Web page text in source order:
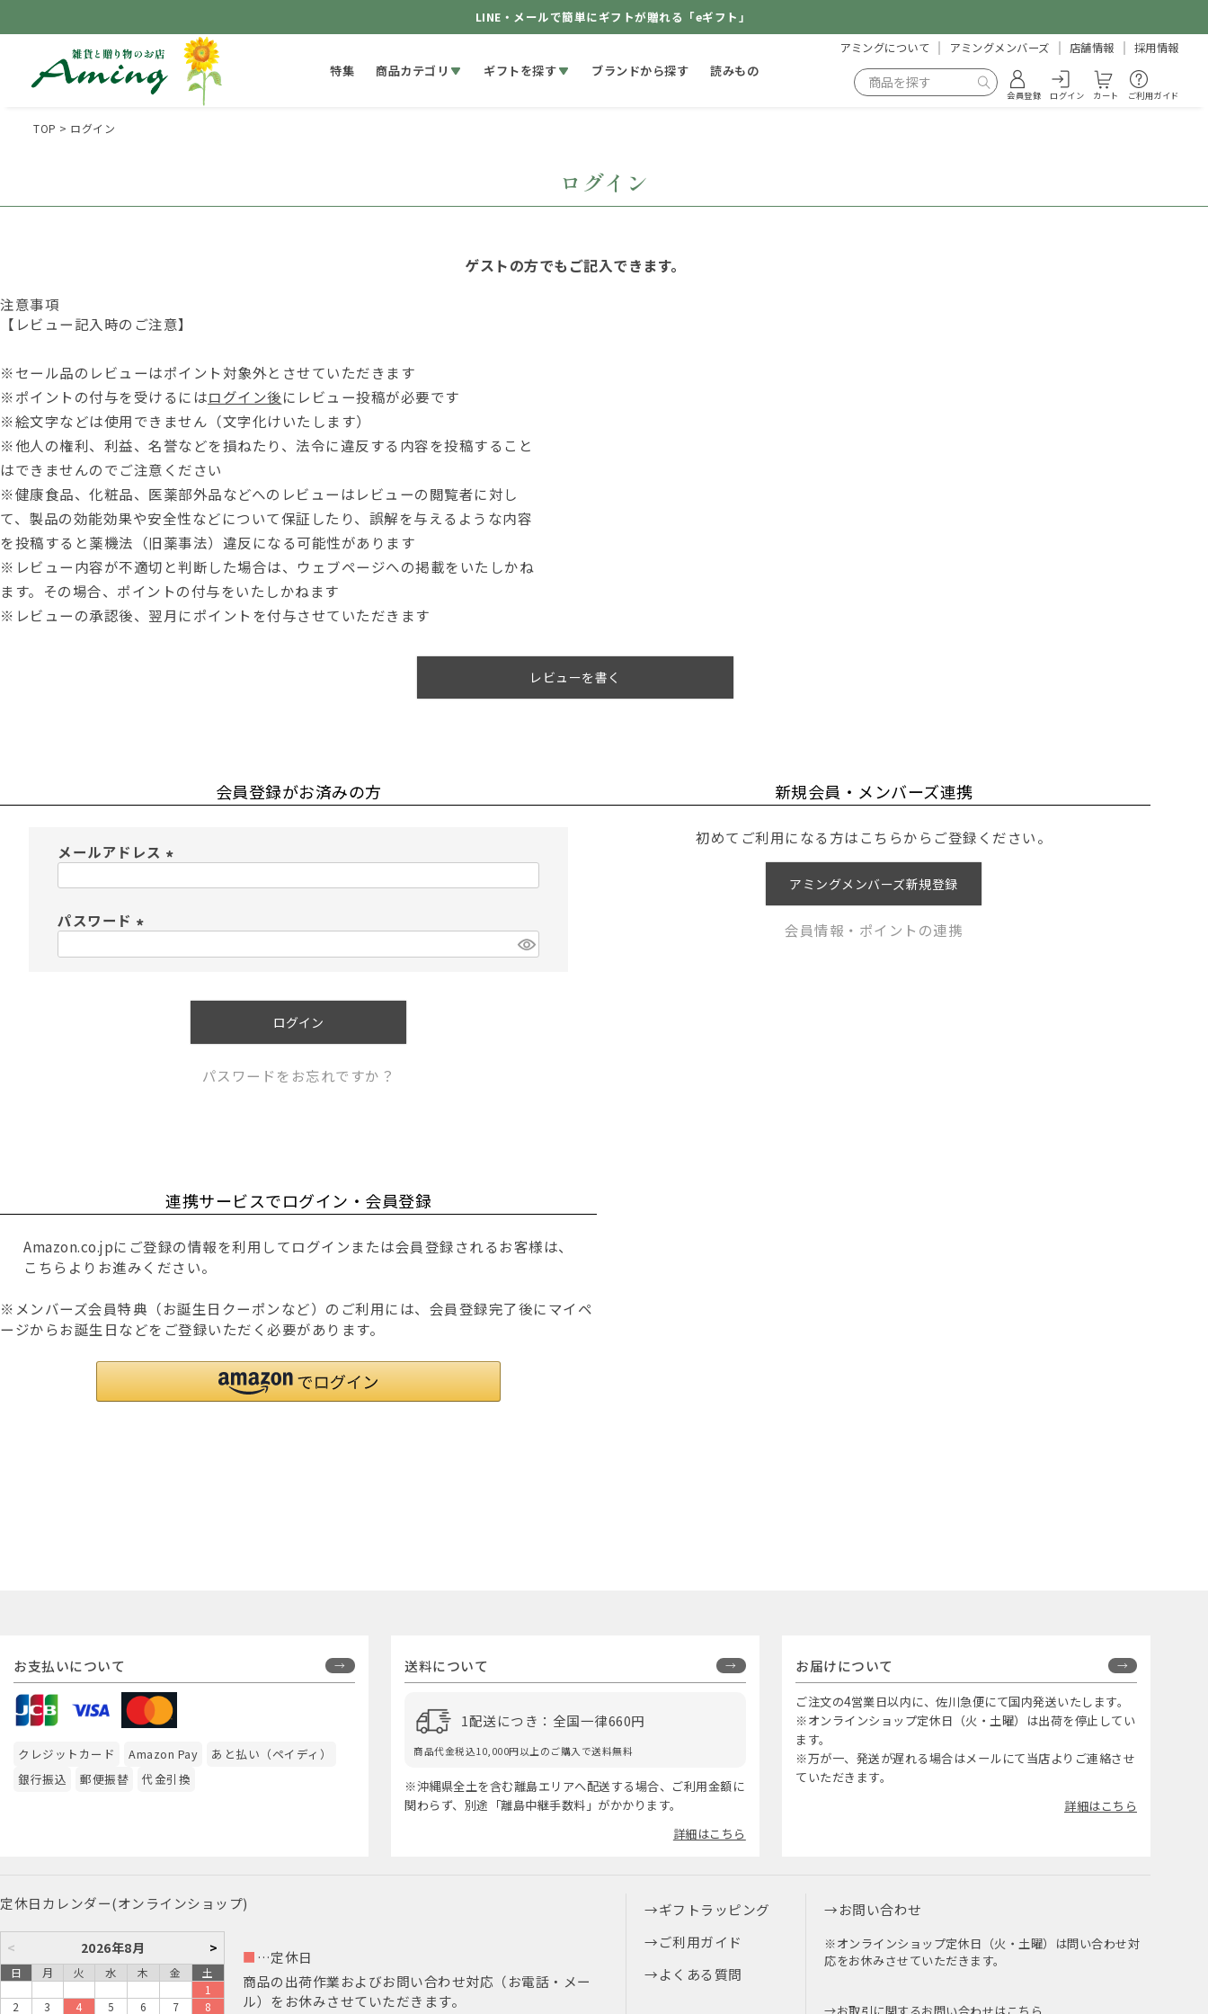
LINE・メールで簡単にギフトが贈れる「eギフト」
特集 商品カテゴリ ギフトを探す ブランドから探す 読みもの
アミングについて アミングメンバーズ 店舗情報 採用情報
会員登録 ログイン カート ご利用ガイド
TOP ログイン
ログイン
ゲストの方でもご記入できます。
注意事項
【レビュー記入時のご注意】
※セール品のレビューはポイント対象外とさせていただきます
※ポイントの付与を受けるにはログイン後にレビュー投稿が必要です
※絵文字などは使用できません（文字化けいたします）
※他人の権利、利益、名誉などを損ねたり、法令に違反する内容を投稿すること
はできませんのでご注意ください
※健康食品、化粧品、医薬部外品などへのレビューはレビューの閲覧者に対し
て、製品の効能効果や安全性などについて保証したり、誤解を与えるような内容
を投稿すると薬機法（旧薬事法）違反になる可能性があります
※レビュー内容が不適切と判断した場合は、ウェブページへの掲載をいたしかね
ます。その場合、ポイントの付与をいたしかねます
※レビューの承認後、翌月にポイントを付与させていただきます
レビューを書く
会員登録がお済みの方
メールアドレス
パスワード
ログイン
パスワードをお忘れですか？
連携サービスでログイン・会員登録
Amazon.co.jpにご登録の情報を利用してログインまたは会員登録されるお客様は、
こちらよりお進みください。
※メンバーズ会員特典（お誕生日クーポンなど）のご利用には、会員登録完了後にマイペ
ージからお誕生日などをご登録いただく必要があります。
新規会員・メンバーズ連携
初めてご利用になる方はこちらからご登録ください。
アミングメンバーズ新規登録
会員情報・ポイントの連携
お支払いについて
クレジットカード Amazon Pay
あと払い（ペイディ）
銀行振込
郵便振替 代金引換
送料について
1配送につき：全国一律660円
商品代金税込10,000円以上のご購入で送料無料
※沖縄県全土を含む離島エリアへ配送する場合、ご利用金額に
関わらず、別途「離島中継手数料」がかかります。
詳細はこちら
お届けについて
ご注文の4営業日以内に、佐川急便にて国内発送いたします。
※オンラインショップ定休日（火・土曜）は出荷を停止してい
ます。
※万が一、発送が遅れる場合はメールにて当店よりご連絡させ
ていただきます。
詳細はこちら
定休日カレンダー(オンラインショップ)
< 2026年8月 >
日 月 火 水 木 金
土
1
2
3 4 5 6 7 8
■ …定休日
商品の出荷作業およびお問い合わせ対応（お電話・メー
ル）をお休みさせていただきます。
ギフトラッピング
ご利用ガイド
よくある質問
お問い合わせ
※オンラインショップ定休日（火・土曜）は問い合わせ対
応をお休みさせていただきます。
お取引に関するお問い合わせはこちら